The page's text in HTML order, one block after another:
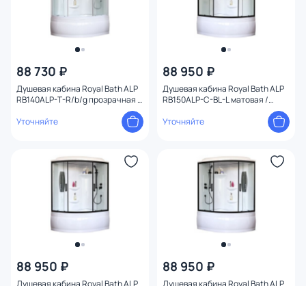
88 730 ₽
Душевая кабина Royal Bath ALP
RB140ALP-T-R/b/g прозрачная /
Уточняйте
88 950 ₽
Душевая кабина Royal Bath ALP
RB150ALP-C-BL-L матовая /
Уточняйте
88 950 ₽
Душевая кабина Royal Bath ALP
88 950 ₽
Душевая кабина Royal Bath ALP